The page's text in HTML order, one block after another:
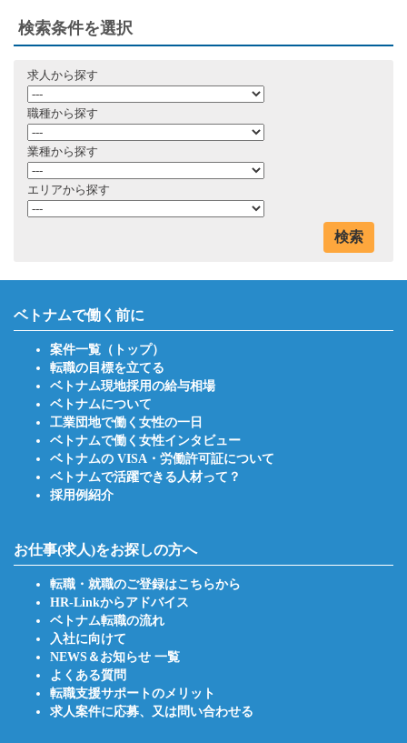
検索条件を選択
求人から探す
職種から探す
業種から探す
エリアから探す
検索
ベトナムで働く前に
案件一覧（トップ）
転職の目標を立てる
ベトナム現地採用の給与相場
ベトナムについて
工業団地で働く女性の一日
ベトナムで働く女性インタビュー
ベトナムの VISA・労働許可証について
ベトナムで活躍できる人材って？
採用例紹介
お仕事(求人)をお探しの方へ
転職・就職のご登録はこちらから
HR-Linkからアドバイス
ベトナム転職の流れ
入社に向けて
NEWS＆お知らせ 一覧
よくある質問
転職支援サポートのメリット
求人案件に応募、又は問い合わせる